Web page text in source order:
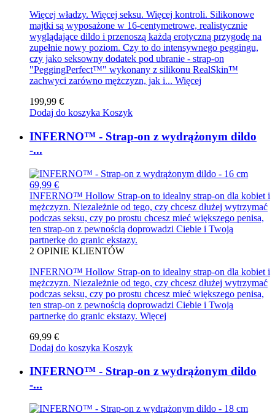
Więcej władzy. Więcej seksu. Więcej kontroli. Silikonowe
majtki są wyposażone w 16-centymetrowe, realistycznie
wyglądające dildo i przenoszą każdą erotyczną przygodę na
zupełnie nowy poziom. Czy to do intensywnego peggingu,
czy jako seksowny dodatek pod ubranie - strap-on
"PeggingPerfect™" wykonany z silikonu RealSkin™
zachwyci zarówno mężczyzn, jak i... Więcej
199,99 €
Dodaj do koszyka Koszyk
INFERNO™ - Strap-on z wydrążonym dildo
-...
69,99 €
INFERNO™ Hollow Strap-on to idealny strap-on dla kobiet i
mężczyzn. Niezależnie od tego, czy chcesz dłużej wytrzymać
podczas seksu, czy po prostu chcesz mieć większego penisa,
ten strap-on z pewnością doprowadzi Ciebie i Twoją
partnerkę do granic ekstazy.
2 OPINIE KLIENTÓW
INFERNO™ Hollow Strap-on to idealny strap-on dla kobiet i
mężczyzn. Niezależnie od tego, czy chcesz dłużej wytrzymać
podczas seksu, czy po prostu chcesz mieć większego penisa,
ten strap-on z pewnością doprowadzi Ciebie i Twoją
partnerkę do granic ekstazy. Więcej
69,99 €
Dodaj do koszyka Koszyk
INFERNO™ - Strap-on z wydrążonym dildo
-...